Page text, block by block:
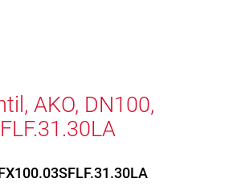
AKO, DN100,